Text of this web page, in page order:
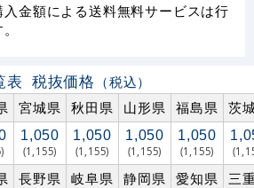
金額による送料無料サービスは行
表 税抜価格 （税込）
宮城県 秋田県 山形県 福島県 茨
1,050
(1,155)
1,050
(1,155)
1,050
(1,155)
1,050
(1,155)
長野県 岐阜県 静岡県 愛知県 三